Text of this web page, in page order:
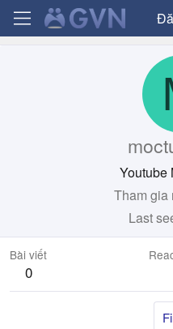
Youtube
Tham gia
Last
Bài viết
0